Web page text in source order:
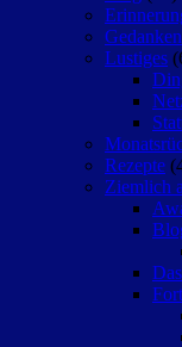
Gedanken
Lustiges
Rezepte
Ziemlich